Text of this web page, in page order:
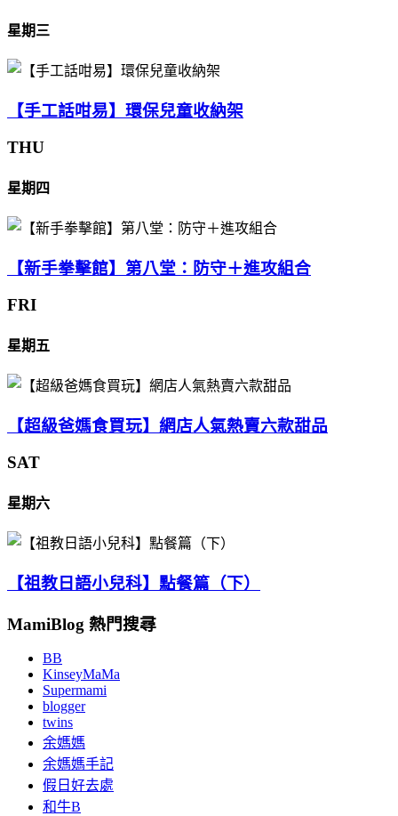
星期三
【手工話咁易】環保兒童收納架
THU
星期四
【新手拳擊館】第八堂：防守＋進攻組合
FRI
星期五
【超級爸媽食買玩】網店人氣熱賣六款甜品
SAT
星期六
【祖教日語小兒科】點餐篇（下）
MamiBlog 熱門搜尋
BB
KinseyMaMa
Supermami
blogger
twins
余媽媽
余媽媽手記
假日好去處
和牛B